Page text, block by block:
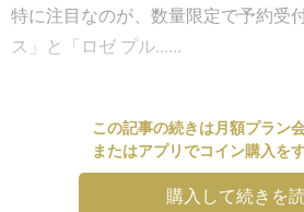
特に注目なのが、数量限定で予約受
ス」と「ロゼ プル......
この記事の続きは月額プラン
またはアプリでコイン購入を
購入して続きを